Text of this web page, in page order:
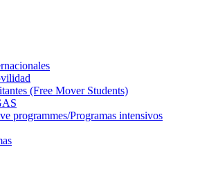
(Free Mover Students)
programmes/Programas intensivos